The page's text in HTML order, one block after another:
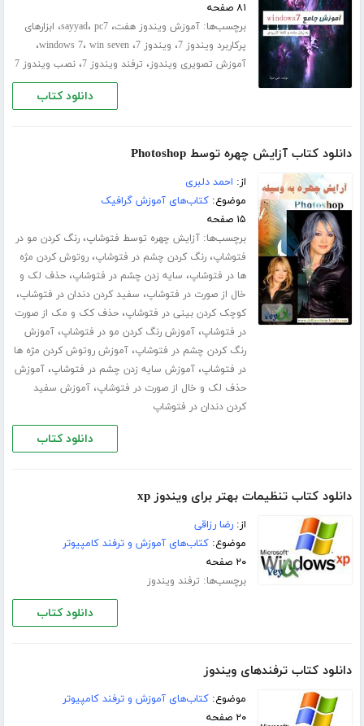
۸۱ صفحه
برچسب‌ها:آموزش ویندوز هفت، sayyad، pc7 ، ابزارهای
پرکاربرد ویندوز 7 ، ویندوز 7 ، windows 7، win seven ،
آموزش تصویری ویندوز، ترفند ویندوز 7 ،نصب ویندوز 7
دانلود کتاب
دانلود کتاب آزایش چهره توسط Photoshop
از: احمد دلبری
موضوع:کتاب‌های آموزش گرافیک
۱۵ صفحه
برچسب‌ها:آزایش چهره توسط فتوشاپ،رنگ کردن مو در
فتوشاپ،رنگ کردن چشم در فتوشاپ،روتوش کردن مژه
ها در فتوشاپ، سایه زدن چشم در فتوشاپ،حذف لک و
خال از صورت در فتوشاپ، سفید کردن دندان در فتوشاپ،
کوچک کردن بینی در فتوشاپ،حذف کک و مک از صورت
در فتوشاپ،آموزش رنگ کردن مو در فتوشاپ،آموزش
رنگ کردن چشم در فتوشاپ،آموزش روتوش کردن مژه ها
در فتوشاپ،آموزش سایه زدن چشم در فتوشاپ،آموزش
حذف لک و خال از صورت در فتوشاپ،آموزش سفید
کردن دندان در فتوشاپ
دانلود کتاب
دانلود کتاب تنظیمات بهتر برای ویندوز xp
از:رضا رزاقی
موضوع:کتاب‌های آموزش و ترفند کامپیوتر
۲۰ صفحه
برچسب‌ها: ترفند ویندوز
دانلود کتاب
دانلود کتاب ترفندهای ویندوز
موضوع:کتاب‌های آموزش و ترفند کامپیوتر
۲۰ صفحه